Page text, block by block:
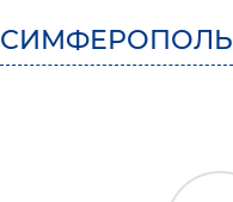
СИМФЕРОПОЛЬ